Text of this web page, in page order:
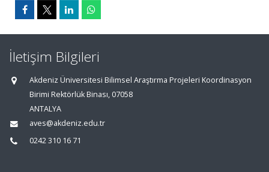
İletişim Bilgileri
Akdeniz Üniversitesi Bilimsel Araştırma Projeleri Koordinasyon
Birimi Rektörlük Binası, 07058
ANTALYA
aves@akdeniz.edu.tr
0242 310 16 71